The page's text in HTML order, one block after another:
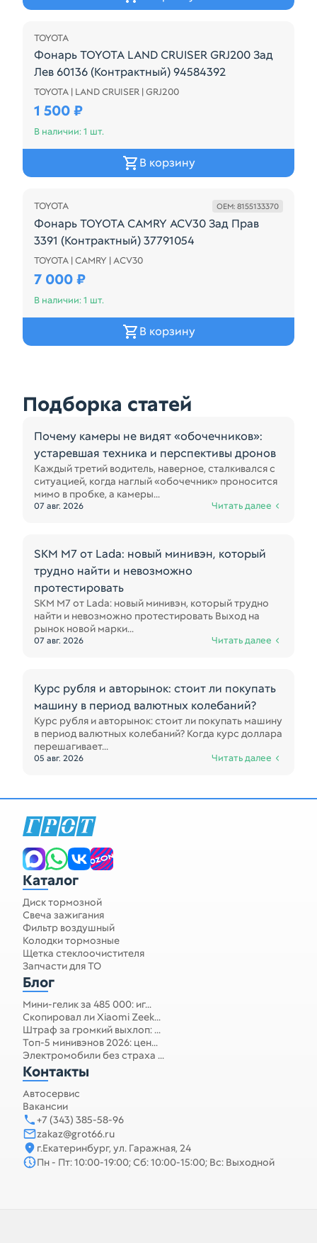
TOYOTA
Фонарь TOYOTA LAND CRUISER GRJ200 Зад
Лев 60136 (Контрактный) 94584392
60136 / В КРЫШКУ БАГАЖНИКА
TOYOTA | LAND CRUISER | GRJ200
1 500 ₽
В наличии: 1 шт.
В корзину
TOYOTA OEM: 8155133370
Фонарь TOYOTA CAMRY ACV30 Зад Прав
3391 (Контрактный) 37791054
Фонарь TOYOTA CAMRY ACV30 Зад Прав 3391
TOYOTA | CAMRY | ACV30
7 000 ₽
В наличии: 1 шт.
В корзину
Подборка статей
Почему камеры не видят «обочечников»:
устаревшая техника и перспективы дронов
Каждый третий водитель, наверное, сталкивался с
ситуацией, когда наглый «обочечник» проносится
мимо в пробке, а камеры...
07 авг. 2026 Читать далее
SKM M7 от Lada: новый минивэн, который
трудно найти и невозможно
протестировать
SKM M7 от Lada: новый минивэн, который трудно
найти и невозможно протестировать Выход на
рынок новой марки...
07 авг. 2026 Читать далее
Курс рубля и авторынок: стоит ли покупать
машину в период валютных колебаний?
Курс рубля и авторынок: стоит ли покупать машину
в период валютных колебаний? Когда курс доллара
перешагивает...
05 авг. 2026 Читать далее
Каталог
Диск тормозной
Свеча зажигания
Фильтр воздушный
Колодки тормозные
Щетка стеклоочистителя
Запчасти для ТО
Блог
Мини-гелик за 485 000: иг...
Скопировал ли Xiaomi Zeek...
Штраф за громкий выхлоп: ...
Топ-5 минивэнов 2026: цен...
Электромобили без страха ...
Контакты
Автосервис
Вакансии
+7 (343) 385-58-96
zakaz@grot66.ru
г.Екатеринбург, ул. Гаражная, 24
Пн - Пт: 10:00-19:00; Сб: 10:00-15:00; Вс: Выходной